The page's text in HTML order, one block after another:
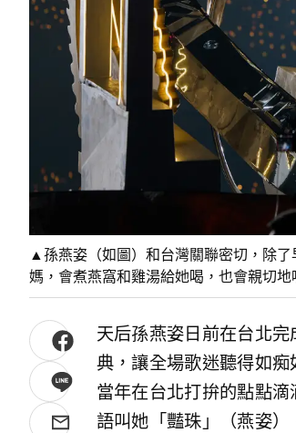
▲孫燕姿（如圖）和台灣關聯密切，除
媽，會煮燕窩和雞湯給她喝，也會親切
天后孫燕姿日前在台北
典，讓全場歌迷聽得如
當年在台北打拚的點點
語叫她「豔珠」（燕姿